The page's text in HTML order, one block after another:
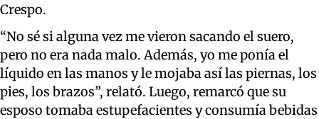
Crespo.
“No sé si alguna vez me vieron sacando el suero,
pero no era nada malo. Además, yo me ponía el
líquido en las manos y le mojaba así las piernas, los
pies, los brazos”, relató. Luego, remarcó que su
esposo tomaba estupefacientes y consumía bebidas